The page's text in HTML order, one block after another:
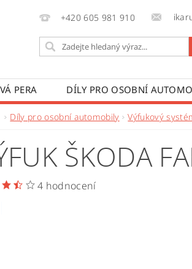
+420 605 981 910
PERA DÍLY PRO OSOBNÍ
VOZY DÍLY PRO ZEMĚDĚLSKÉ
Díly pro osobní automobily Výfukový
ŠKODA
4 hodnocení